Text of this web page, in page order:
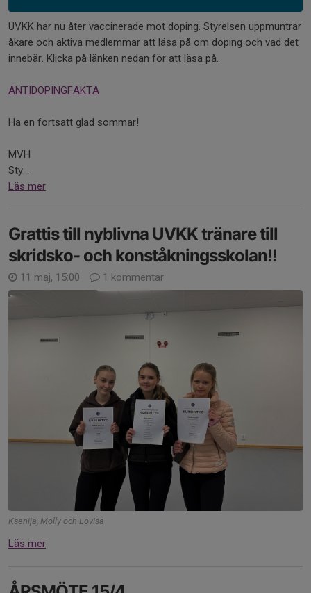
UVKK har nu åter vaccinerade mot doping. Styrelsen uppmuntrar
åkare och aktiva medlemmar att läsa på om doping och vad det
innebär. Klicka på länken nedan för att läsa på.
ANTIDOPINGFAKTA
Ha en fortsatt glad sommar!
MVH
Sty...
Läs mer
Grattis till nyblivna UVKK tränare till
skridsko- och konståkningsskolan!!
11 maj, 15:00 1 kommentar
Ksenija, Molly och Lovisa
Läs mer